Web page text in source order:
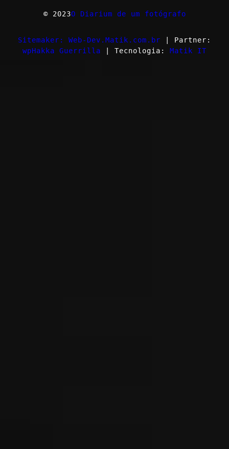
© 2023O Diarium de um fotógrafo
Sitemaker: Web-Dev.Matik.com.br | Partner:
wpHakka Guerrilla | Tecnologia: Matik IT